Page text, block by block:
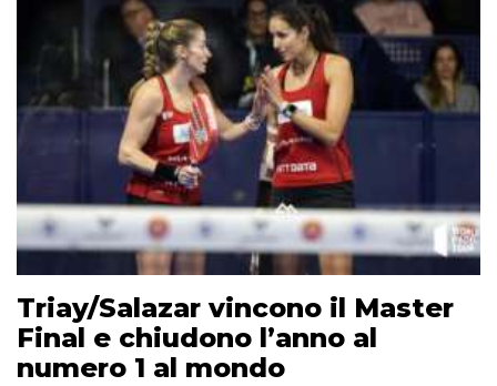
Triay/Salazar vincono il Master
Final e chiudono l’anno al
numero 1 al mondo